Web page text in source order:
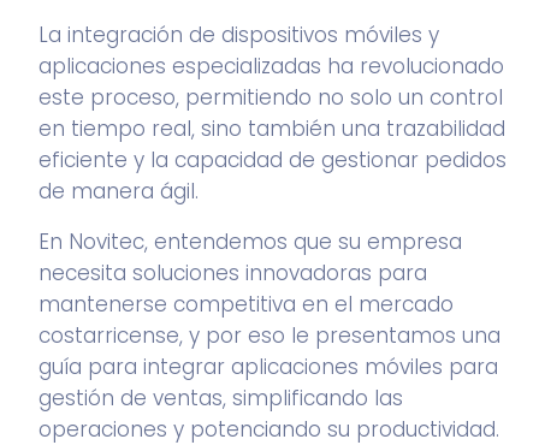
La integración de dispositivos móviles y
aplicaciones especializadas ha revolucionado
este proceso, permitiendo no solo un control
en tiempo real, sino también una trazabilidad
eficiente y la capacidad de gestionar pedidos
de manera ágil.
En Novitec, entendemos que su empresa
necesita soluciones innovadoras para
mantenerse competitiva en el mercado
costarricense, y por eso le presentamos una
guía para integrar aplicaciones móviles para
gestión de ventas, simplificando las
operaciones y potenciando su productividad.